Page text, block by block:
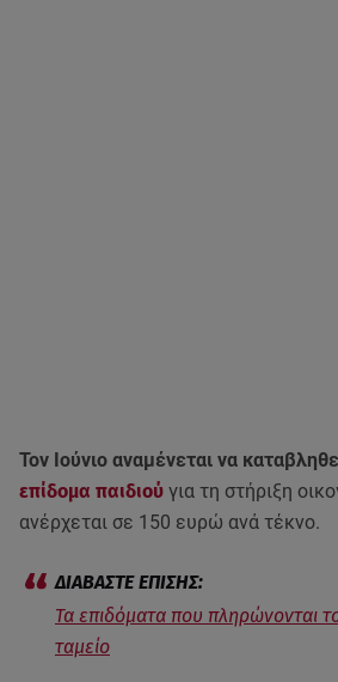
Τον Ιούνιο αναμένεται να
επίδομα παιδιού για τη στήριξη
ανέρχεται σε 150 ευρώ ανά τέκνο.
Τα επιδόματα που πληρώνονται
ταμείο